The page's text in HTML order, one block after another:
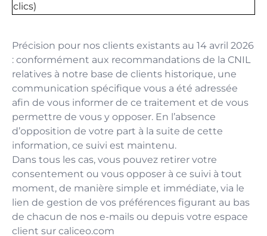
clics)
Précision pour nos clients existants au 14 avril 2026
: conformément aux recommandations de la CNIL
relatives à notre base de clients historique, une
communication spécifique vous a été adressée
afin de vous informer de ce traitement et de vous
permettre de vous y opposer. En l’absence
d’opposition de votre part à la suite de cette
information, ce suivi est maintenu.
Dans tous les cas, vous pouvez retirer votre
consentement ou vous opposer à ce suivi à tout
moment, de manière simple et immédiate, via le
lien de gestion de vos préférences figurant au bas
de chacun de nos e-mails ou depuis votre espace
client sur caliceo.com